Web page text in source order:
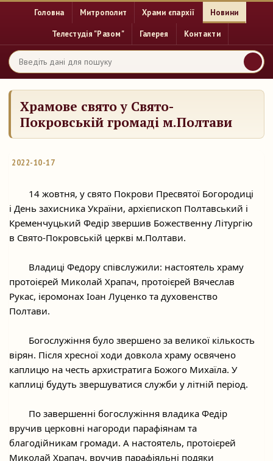
Головна Митрополит Храми єпархії Новини
Телестудія "Разом" Галерея Контакти
Храмове свято у Свято-
Покровській громаді м.Полтави
2022-10-17
і День захисника України, архієпископ Полтавський і
Кременчуцький Федір звершив Божественну Літургію
в Свято-Покровській церкві м.Полтави.
протоієрей Миколай Храпач, протоієрей Вячеслав
Рукас, ієромонах Іоан Луценко та духовенство
Полтави.
вірян. Після хресної ходи довкола храму освячено
каплицю на честь архистратига Божого Михаїла. У
каплиці будуть звершуватися служби у літній період.
вручив церковні нагороди парафіянам та
благодійникам громади. А настоятель, протоієрей
Миколай Храпач, вручив парафіяльні подяки